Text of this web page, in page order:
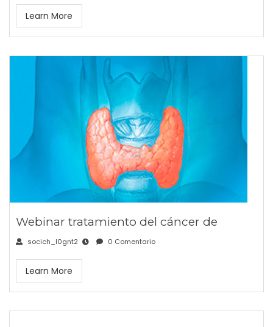
Learn More
Webinar tratamiento del cáncer de
socich_l0gnt2 0 Comentario
Learn More